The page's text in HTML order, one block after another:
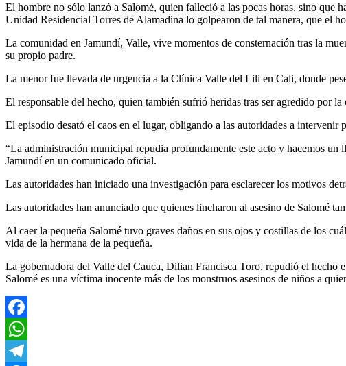
El hombre no sólo lanzó a Salomé, quien falleció a las pocas horas, sino que
Unidad Residencial Torres de Alamadina lo golpearon de tal manera, que el
La comunidad en Jamundí, Valle, vive momentos de consternación tras la
su propio padre.
La menor fue llevada de urgencia a la Clínica Valle del Lili en Cali, donde
El responsable del hecho, quien también sufrió heridas tras ser agredido por
El episodio desató el caos en el lugar, obligando a las autoridades a
“La administración municipal repudia profundamente este acto y hacemos
Jamundí en un comunicado oficial.
Las autoridades han iniciado una investigación para esclarecer los motivos
Las autoridades han anunciado que quienes lincharon al asesino de Salomé
Al caer la pequeña Salomé tuvo graves daños en sus ojos y costillas de los
vida de la hermana de la pequeña.
La gobernadora del Valle del Cauca, Dilian Francisca Toro, repudió el hecho
Salomé es una víctima inocente más de los monstruos asesinos de niños a
Facebook
WhatsApp